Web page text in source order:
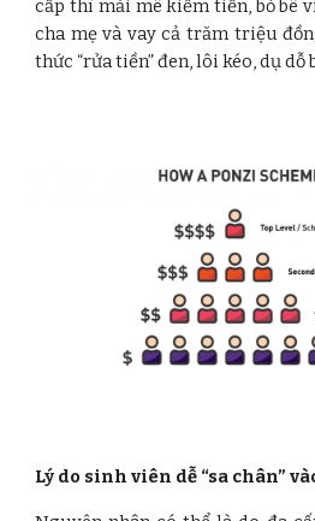
cấp thì mải mê kiếm tiền, bỏ bê
cha mẹ và vay cả trăm triệu
thức “rửa tiền” đen, lôi kéo, dụ dỗ
Lý do sinh viên dễ “sa chân”